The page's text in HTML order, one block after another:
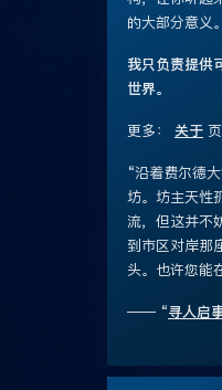
的大部分意义。
我只负责提供
世界。
更多： 关于
“沿着费尔德
坊。坊主天性
流，但这并不
到市区对岸那
头。也许您能
—— “寻人启